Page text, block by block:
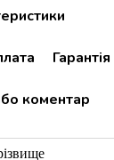
Гарантія
коментар